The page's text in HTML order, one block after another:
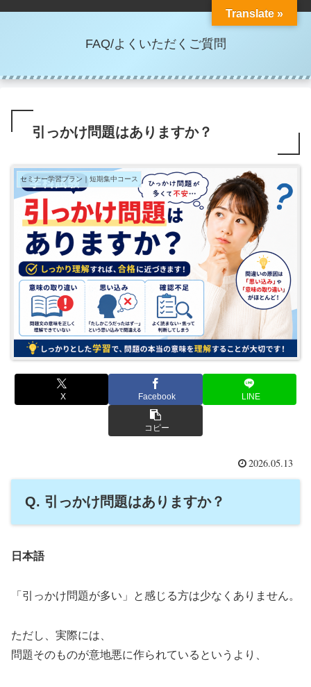
FAQ/よくいただくご質問
引っかけ問題はありますか？
セミナー学習プラン｜短期集中コース
X Facebook LINE
コピー
2026.05.13
Q. 引っかけ問題はありますか？
日本語
「引っかけ問題が多い」と感じる方は少なくありません。
ただし、実際には、
問題そのものが意地悪に作られているというより、
Translate »